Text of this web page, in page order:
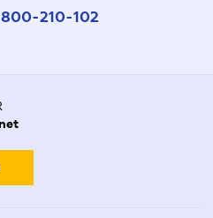
210-102